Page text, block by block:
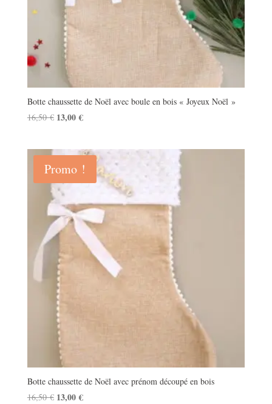
Botte chaussette de Noël avec boule en bois « Joyeux Noël »
16,50€ Le
était :
16,50 €.
13,00€Le
est :
13,00 €.
Promo !
Botte chaussette de Noël avec prénom découpé en bois
16,50€ Le
13,00€Le